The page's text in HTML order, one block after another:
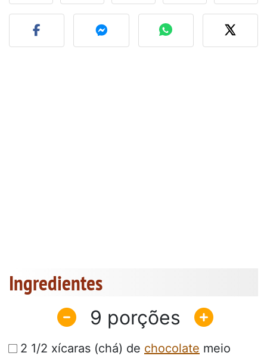
Fez esta receita?
Ingredientes
9
2 1/2 xícaras (chá) de chocolate meio